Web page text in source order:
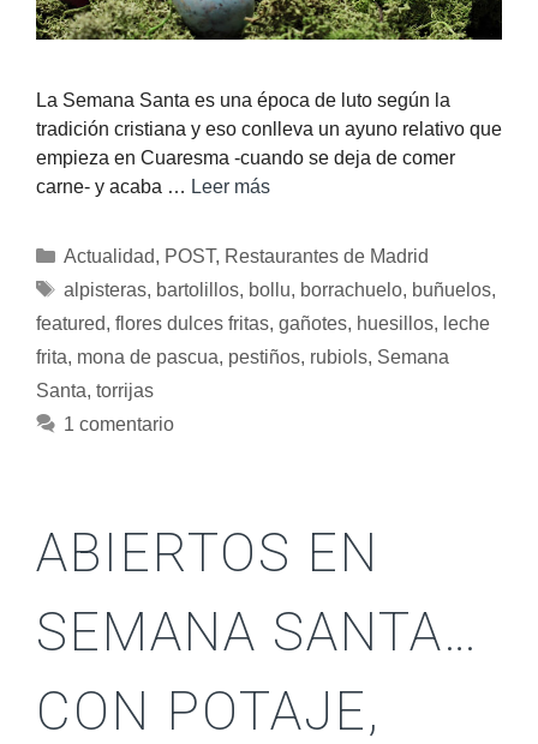
La Semana Santa es una época de luto según la
tradición cristiana y eso conlleva un ayuno relativo que
empieza en Cuaresma -cuando se deja de comer
carne- y acaba … Leer más
Actualidad, POST, Restaurantes de Madrid
alpisteras, bartolillos, bollu, borrachuelo, buñuelos,
featured, flores dulces fritas, gañotes, huesillos, leche
frita, mona de pascua, pestiños, rubiols, Semana
Santa, torrijas
1 comentario
ABIERTOS EN
SEMANA SANTA…
CON POTAJE,